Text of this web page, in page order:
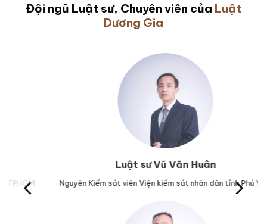
Đội ngũ Luật sư, Chuyên viên của Luật
Dương Gia
Luật sư Vũ Văn Huân
Nguyên Kiểm sát viên Viện kiểm sát nhân dân tỉnh Phú Yên.